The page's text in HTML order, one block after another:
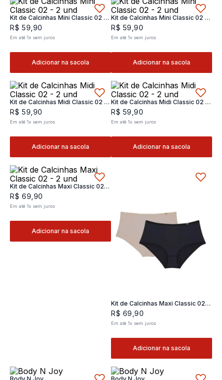
Kit de Calcinhas Mini Classic 02 -
2 und
R$ 59 90
Em até1x sem juros
Adicionar na sacola
Kit de Calcinhas Mini Classic 02 -
2 und
R$ 59 ,90
Em até 1x sem juros
Adicionar na sacola
Kit de Calcinhas Midi Classic 02 -
2 und
R$ 59 90
Em até1x sem juros
Adicionar na sacola
Kit de Calcinhas Midi Classic 02 -
2 und
R$ 59 ,90
Em até 1x sem juros
Adicionar na sacola
Kit de Calcinhas Maxi Classic 02 -
2 und
R$ 69 90
Em até1x sem juros
Adicionar na sacola
Kit de Calcinhas Maxi Classic 02 -
2 und
R$ 69 ,90
Em até 1x sem juros
Adicionar na sacola